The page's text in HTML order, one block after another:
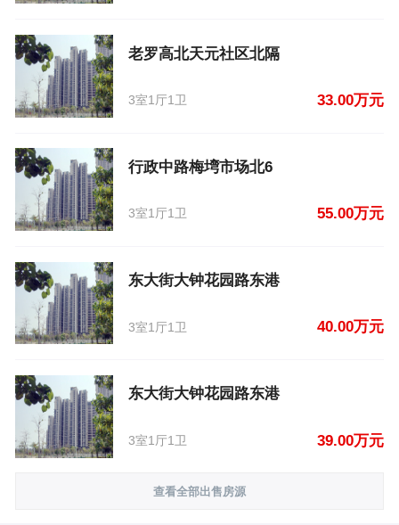
老罗高北天元社区北隔
3室1厅1卫 33.00万元
行政中路梅塆市场北6
3室1厅1卫 55.00万元
东大街大钟花园路东港
3室1厅1卫 40.00万元
东大街大钟花园路东港
3室1厅1卫 39.00万元
查看全部出售房源